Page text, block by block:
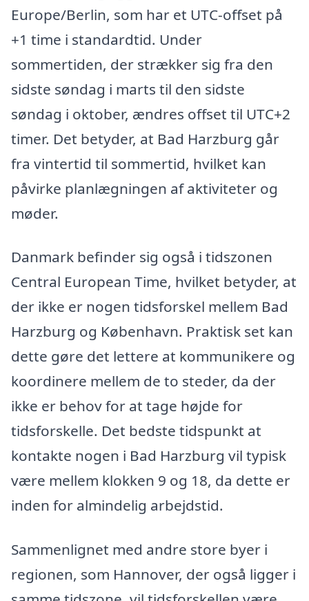
Europe/Berlin, som har et UTC-offset på
+1 time i standardtid. Under
sommertiden, der strækker sig fra den
sidste søndag i marts til den sidste
søndag i oktober, ændres offset til UTC+2
timer. Det betyder, at Bad Harzburg går
fra vintertid til sommertid, hvilket kan
påvirke planlægningen af aktiviteter og
møder.
Danmark befinder sig også i tidszonen
Central European Time, hvilket betyder, at
der ikke er nogen tidsforskel mellem Bad
Harzburg og København. Praktisk set kan
dette gøre det lettere at kommunikere og
koordinere mellem de to steder, da der
ikke er behov for at tage højde for
tidsforskelle. Det bedste tidspunkt at
kontakte nogen i Bad Harzburg vil typisk
være mellem klokken 9 og 18, da dette er
inden for almindelig arbejdstid.
Sammenlignet med andre store byer i
regionen, som Hannover, der også ligger i